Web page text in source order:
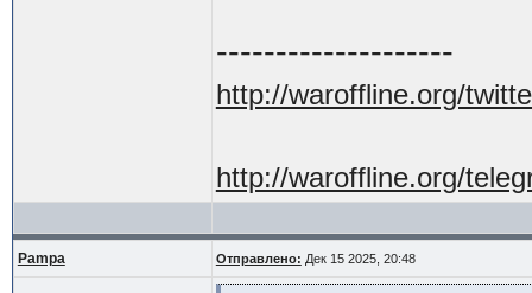
--------------------
http://waroffline.org/
http://waroffline.org/
Pampa Отправлено: Дек 15 2025, 20:48